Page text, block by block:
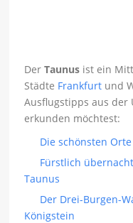
DerTaunus ist ein
Städte Frankfurt und
Ausflugstipps aus
erkunden möchtest:
Die schönsten
Fürstlich
Taunus
Der Drei-Burgen-
Königstein